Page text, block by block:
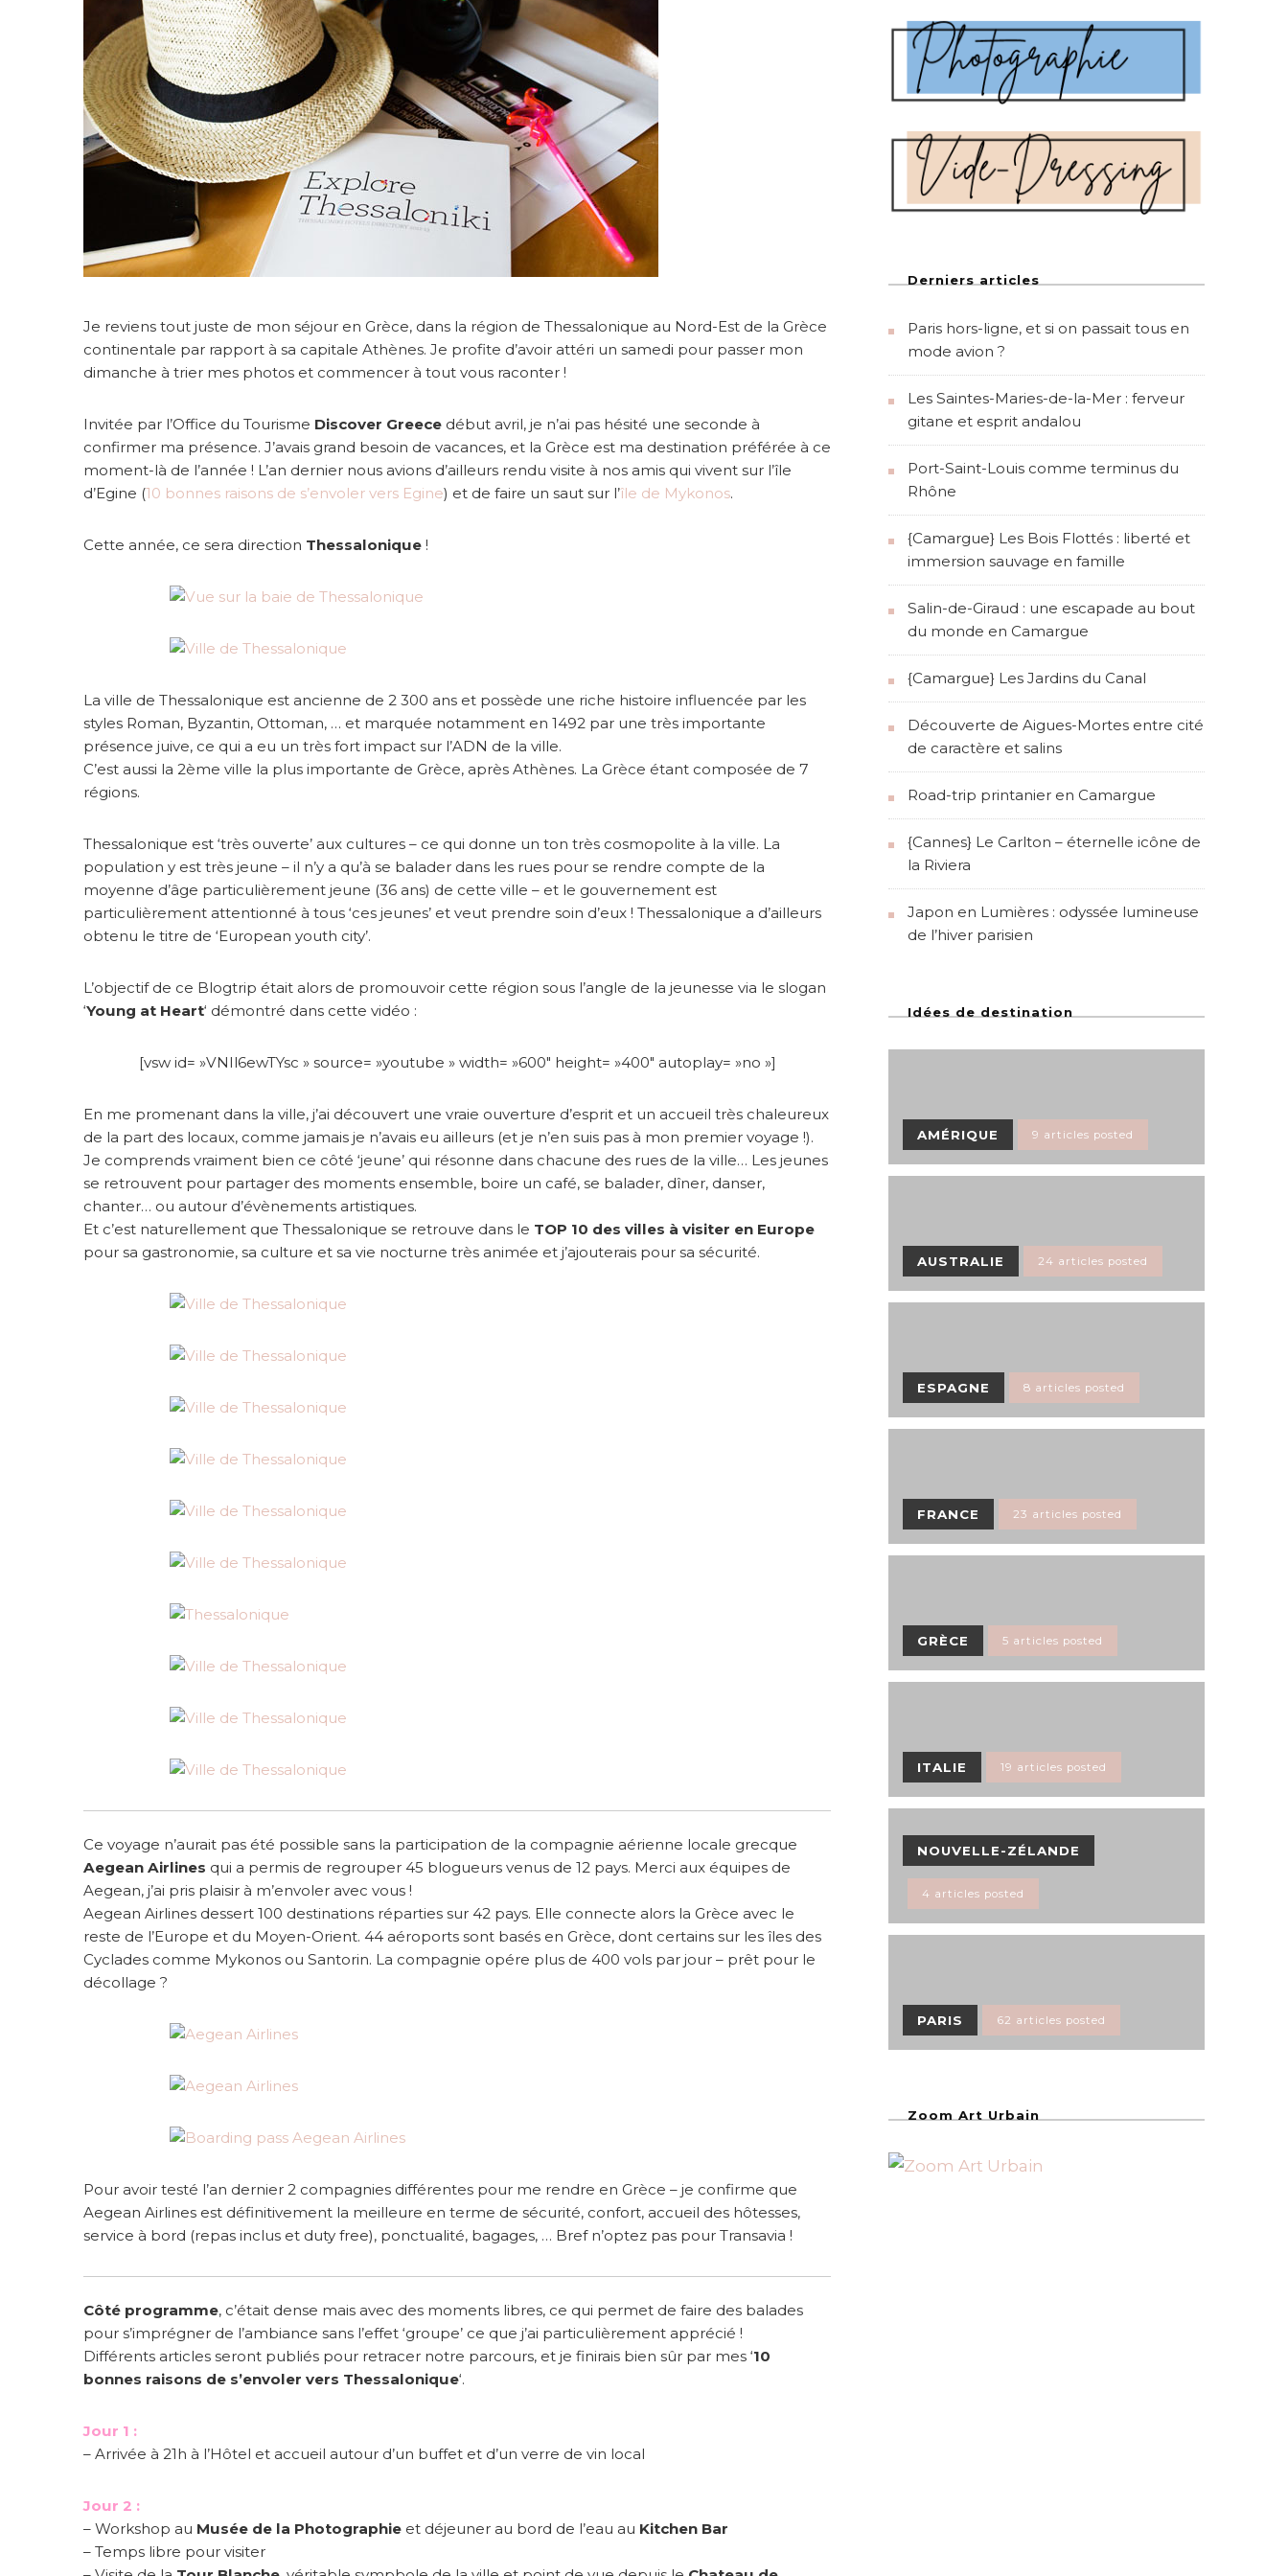
p
l
o
r
T
h
e
s
s
a
q
u
l
o
g
t
r
G
Je reviens tout juste de mon séjour en Grèce, dans la région de Thessalonique au Nord-Est de la Grèce
continentale par rapport à sa capitale Athènes. Je profite d’avoir attéri un samedi pour passer mon
dimanche à trier mes photos et commencer à tout vous raconter !
Invitée par l’Office du Tourisme Discover Greece début avril, je n’ai pas hésité une seconde à
confirmer ma présence. J’avais grand besoin de vacances, et la Grèce est ma destination préférée à ce
moment-là de l’année ! L’an dernier nous avions d’ailleurs rendu visite à nos amis qui vivent sur l’île
d’Egine (10 bonnes raisons de s’envoler vers Egine) et de faire un saut sur l’île de Mykonos.
Cette année, ce sera direction Thessalonique !
La ville de Thessalonique est ancienne de 2 300 ans et possède une riche histoire influencée par les
styles Roman, Byzantin, Ottoman, … et marquée notamment en 1492 par une très importante
présence juive, ce qui a eu un très fort impact sur l’ADN de la ville.
C’est aussi la 2ème ville la plus importante de Grèce, après Athènes. La Grèce étant composée de 7
régions.
Thessalonique est ‘très ouverte’ aux cultures – ce qui donne un ton très cosmopolite à la ville. La
population y est très jeune – il n’y a qu’à se balader dans les rues pour se rendre compte de la
moyenne d’âge particulièrement jeune (36 ans) de cette ville – et le gouvernement est
particulièrement attentionné à tous ‘ces jeunes’ et veut prendre soin d’eux ! Thessalonique a d’ailleurs
obtenu le titre de ‘European youth city’.
L’objectif de ce Blogtrip était alors de promouvoir cette région sous l’angle de la jeunesse via le slogan
‘Young at Heart‘ démontré dans cette vidéo :
[vsw id= »VNIl6ewTYsc » source= »youtube » width= »600″ height= »400″ autoplay= »no »]
En me promenant dans la ville, j’ai découvert une vraie ouverture d’esprit et un accueil très chaleureux
de la part des locaux, comme jamais je n’avais eu ailleurs (et je n’en suis pas à mon premier voyage !).
Je comprends vraiment bien ce côté ‘jeune’ qui résonne dans chacune des rues de la ville… Les jeunes
se retrouvent pour partager des moments ensemble, boire un café, se balader, dîner, danser,
chanter… ou autour d’évènements artistiques.
Et c’est naturellement que Thessalonique se retrouve dans le TOP 10 des villes à visiter en Europe
pour sa gastronomie, sa culture et sa vie nocturne très animée et j’ajouterais pour sa sécurité.
Ce voyage n’aurait pas été possible sans la participation de la compagnie aérienne locale grecque
Aegean Airlines qui a permis de regrouper 45 blogueurs venus de 12 pays. Merci aux équipes de
Aegean, j’ai pris plaisir à m’envoler avec vous !
Aegean Airlines dessert 100 destinations réparties sur 42 pays. Elle connecte alors la Grèce avec le
reste de l’Europe et du Moyen-Orient. 44 aéroports sont basés en Grèce, dont certains sur les îles des
Cyclades comme Mykonos ou Santorin. La compagnie opére plus de 400 vols par jour – prêt pour le
décollage ?
Pour avoir testé l’an dernier 2 compagnies différentes pour me rendre en Grèce – je confirme que
Aegean Airlines est définitivement la meilleure en terme de sécurité, confort, accueil des hôtesses,
service à bord (repas inclus et duty free), ponctualité, bagages, … Bref n’optez pas pour Transavia !
Côté programme, c’était dense mais avec des moments libres, ce qui permet de faire des balades
pour s’imprégner de l’ambiance sans l’effet ‘groupe’ ce que j’ai particulièrement apprécié !
Différents articles seront publiés pour retracer notre parcours, et je finirais bien sûr par mes ‘10
bonnes raisons de s’envoler vers Thessalonique‘.
Jour 1 :
– Arrivée à 21h à l’Hôtel et accueil autour d’un buffet et d’un verre de vin local
Jour 2 :
– Workshop au Musée de la Photographie et déjeuner au bord de l’eau au Kitchen Bar
– Temps libre pour visiter
Derniers articles
Paris hors-ligne, et si on passait tous en
mode avion ?
Les Saintes-Maries-de-la-Mer : ferveur
gitane et esprit andalou
Port-Saint-Louis comme terminus du
Rhône
{Camargue} Les Bois Flottés : liberté et
immersion sauvage en famille
Salin-de-Giraud : une escapade au bout
du monde en Camargue
{Camargue} Les Jardins du Canal
Découverte de Aigues-Mortes entre cité
de caractère et salins
Road-trip printanier en Camargue
{Cannes} Le Carlton – éternelle icône de
la Riviera
Japon en Lumières : odyssée lumineuse
de l’hiver parisien
Idées de destination
AMÉRIQUE 9 articles posted
AUSTRALIE 24 articles posted
ESPAGNE 8 articles posted
FRANCE 23 articles posted
GRÈCE 5 articles posted
ITALIE 19 articles posted
NOUVELLE-ZÉLANDE
4 articles posted
PARIS 62 articles posted
Zoom Art Urbain